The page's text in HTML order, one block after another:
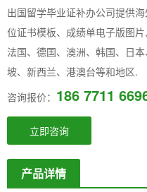
出国留学毕业证补办公司提供
位证书模板、成绩单电子版图
法国、德国、澳洲、韩国、日
坡、新西兰、港澳台等和地区.
咨询报价： 186 7711
立即咨询
产品详情